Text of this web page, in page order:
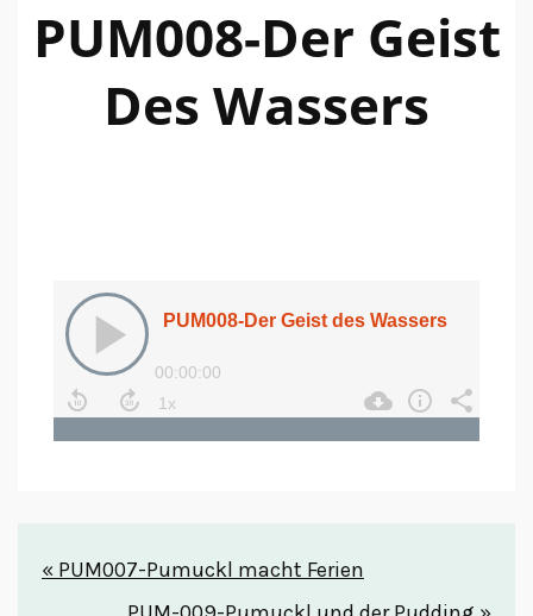
PUM008-Der Geist
Des Wassers
Beitrags-
« PUM007-Pumuckl macht Ferien